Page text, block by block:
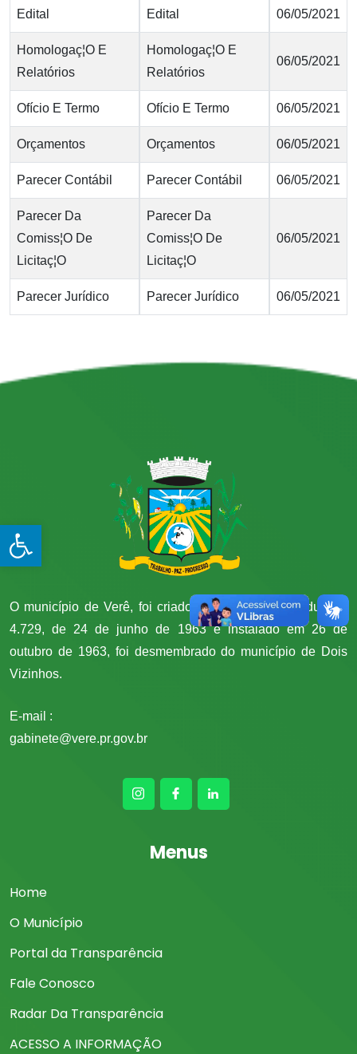
Open toolbar
Edital Edital 06/05/2021
Homologaç¦O E
Relatórios
Homologaç¦O E
Relatórios
06/05/2021
Ofício E Termo Ofício E Termo 06/05/2021
Orçamentos Orçamentos 06/05/2021
Parecer Contábil Parecer Contábil 06/05/2021
Parecer Da
Comiss¦O De
Licitaç¦O
Parecer Da
Comiss¦O De
Licitaç¦O
06/05/2021
Parecer Jurídico Parecer Jurídico 06/05/2021
O município de Verê, foi criado através da lei estadual n°
4.729, de 24 de junho de 1963 e instalado em 26 de
outubro de 1963, foi desmembrado do município de Dois
Vizinhos.
E-mail :
gabinete@vere.pr.gov.br
Menus
Home
O Município
Portal da Transparência
Fale Conosco
Radar Da Transparência
ACESSO A INFORMAÇÃO